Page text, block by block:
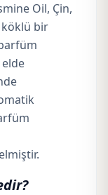
Oil, Çin,
köklü bir